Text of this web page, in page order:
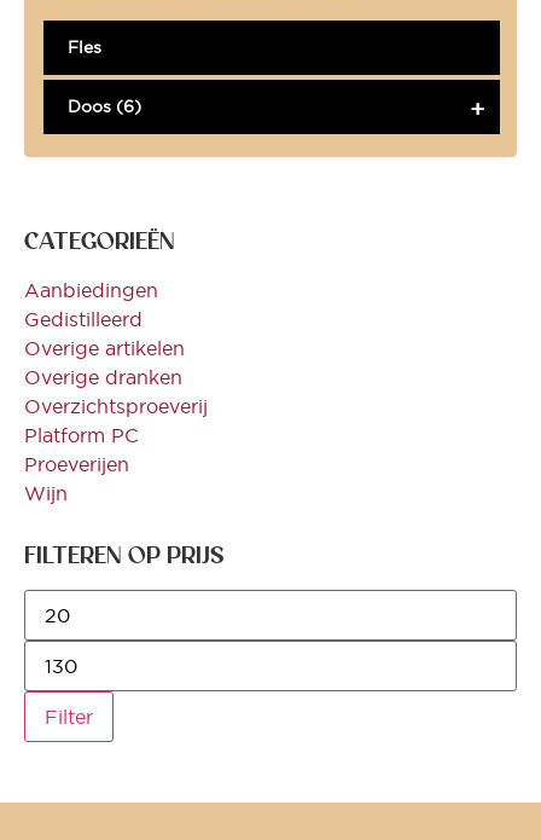
CATEGORIEËN
Aanbiedingen
Gedistilleerd
Overige artikelen
Overige dranken
Overzichtsproeverij
Platform PC
Proeverijen
Wijn
FILTEREN OP PRIJS
Filter
Fles
Doos (6)